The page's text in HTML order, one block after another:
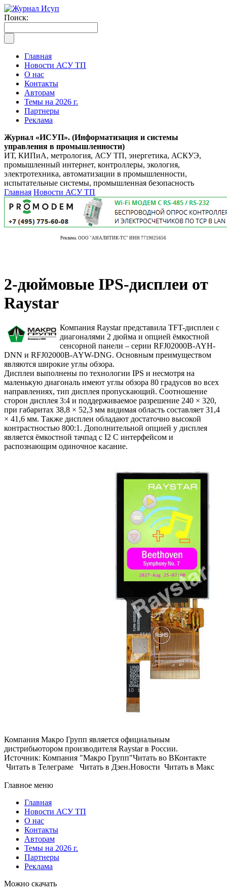
Поиск:
Главная
Новости АСУ ТП
О нас
Контакты
Авторам
Темы на 2026 г.
Партнеры
Реклама
Журнал «ИСУП». (Информатизация и системы
управления в промышленности)
ИТ, КИПиА, метрология, АСУ ТП, энергетика, АСКУЭ,
промышленный интернет, контроллеры, экология,
электротехника, автоматизации в промышленности,
испытательные системы, промышленная безопасность
Главная Новости АСУ ТП
Реклама. ООО "АНАЛИТИК-ТС" ИНН 7719025656
2-дюймовые IPS-дисплеи от
Raystar
Компания Raystar представила TFT-дисплеи с
диагоналями 2 дюйма и опцией ёмкостной
сенсорной панели – серии RFJ02000B-AYH-
DNN и RFJ02000B-AYW-DNG. Основным преимуществом
являются широкие углы обзора.
Дисплеи выполнены по технологии IPS и несмотря на
маленькую диагональ имеют углы обзора 80 градусов во всех
направлениях, тип дисплея пропускающий. Соотношение
сторон дисплея 3:4 и поддерживаемое разрешение 240 × 320,
при габаритах 38,8 × 52,3 мм видимая область составляет 31,4
× 41,6 мм. Также дисплеи обладают достаточно высокой
контрастностью 800:1. Дополнительной опцией у дисплея
является ёмкостной тачпад с I2 C интерфейсом и
распознающим одиночное касание.
Компания Макро Групп является официальным
дистрибьютором производителя Raystar в России.
Источник: Компания "Макро Групп"Читать во ВКонтакте
Читать в Телеграме Читать в Дзен.Новости Читать в Макс
Главное меню
Главная
Новости АСУ ТП
О нас
Контакты
Авторам
Темы на 2026 г.
Партнеры
Реклама
Можно скачать